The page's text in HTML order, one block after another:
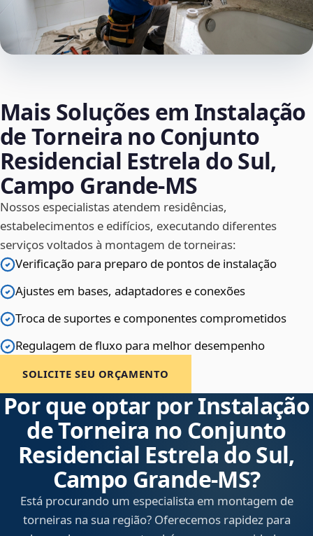
Mais Soluções em Instalação
de Torneira no Conjunto
Residencial Estrela do Sul,
Campo Grande‑MS
Nossos especialistas atendem residências,
estabelecimentos e edifícios, executando diferentes
serviços voltados à montagem de torneiras:
Verificação para preparo de pontos de instalação
Ajustes em bases, adaptadores e conexões
Troca de suportes e componentes comprometidos
Regulagem de fluxo para melhor desempenho
SOLICITE SEU ORÇAMENTO
Por que optar por Instalação
de Torneira no Conjunto
Residencial Estrela do Sul,
Campo Grande‑MS?
Está procurando um especialista em montagem de
torneiras na sua região? Oferecemos rapidez para